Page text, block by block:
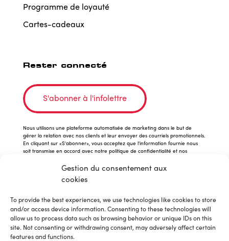
Gestion du consentement aux
cookies
To provide the best experiences, we use technologies like cookies to store
and/or access device information. Consenting to these technologies will
allow us to process data such as browsing behavior or unique IDs on this
site. Not consenting or withdrawing consent, may adversely affect certain
features and functions.
Programme de loyauté
Cartes-cadeaux
Rester connecté
S'abonner à l'infolettre
Nous utilisons une plateforme automatisée de marketing dans le but de
gérer la relation avec nos clients et leur envoyer des courriels promotionnels.
En cliquant sur «S'abonner», vous acceptez que l'information fournie nous
soit transmise en accord avec notre politique de confidentialité et nos